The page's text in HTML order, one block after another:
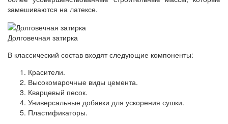
замешиваются на латексе.
Долговечная затирка
В классический состав входят следующие компоненты:
Красители.
Высокомарочные виды цемента.
Кварцевый песок.
Универсальные добавки для ускорения сушки.
Пластификаторы.